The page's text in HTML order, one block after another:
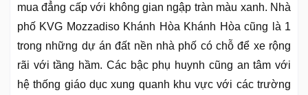
mua đẳng cấp với không gian ngập tràn màu xanh. Nhà
phố KVG Mozzadiso Khánh Hòa Khánh Hòa cũng là 1
trong những dự án đất nền nhà phố có chỗ để xe rộng
rãi với tầng hầm. Các bậc phụ huynh cũng an tâm với
hệ thống giáo dục xung quanh khu vực với các trường